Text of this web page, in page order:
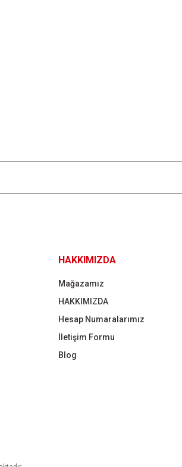
HAKKIMIZDA
Mağazamız
HAKKIMIZDA
Hesap Numaralarımız
İletişim Formu
Blog